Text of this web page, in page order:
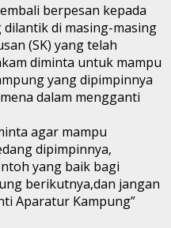
berpesan kepada
dilantik di masing-masing
(SK) yang telah
diminta untuk mampu
yang dipimpinnya
dalam mengganti
agar mampu
dipimpinnya,
yang baik bagi
berikutnya,dan jangan
Aparatur Kampung”